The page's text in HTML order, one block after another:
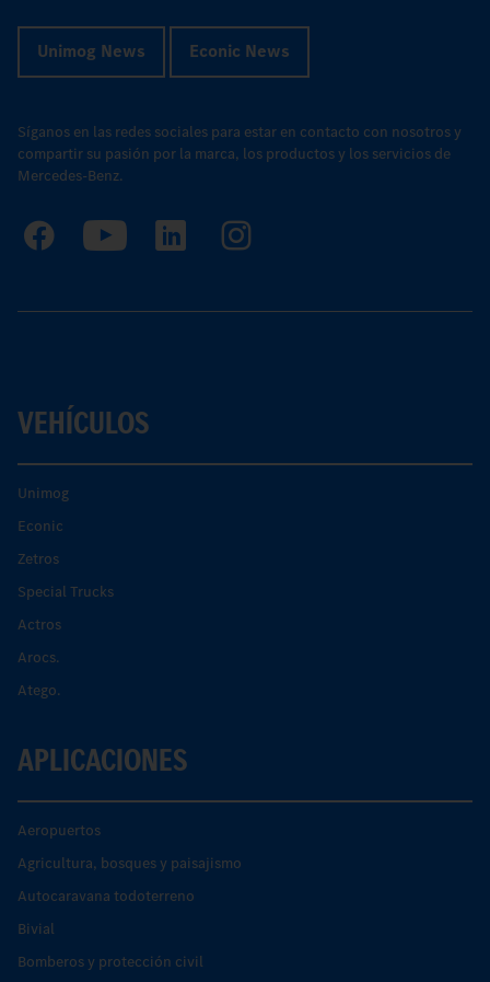
Unimog News Econic News
Síganos en las redes sociales para estar en contacto con nosotros y
compartir su pasión por la marca, los productos y los servicios de
Mercedes-Benz.
VEHÍCULOS
Unimog
Econic
Zetros
Special Trucks
Actros
Arocs.
Atego.
APLICACIONES
Aeropuertos
Agricultura, bosques y paisajismo
Autocaravana todoterreno
Bivial
Bomberos y protección civil